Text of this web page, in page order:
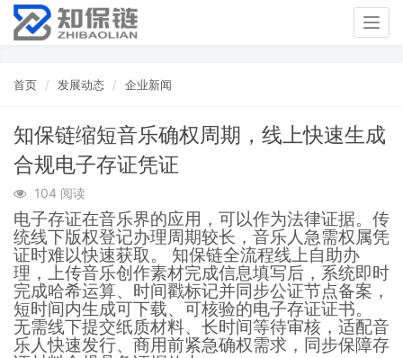
首页 发展动态 企业新闻
知保链缩短音乐确权周期，线上快速生成
合规电子存证凭证
104 阅读
电子存证在音乐界的应用，可以作为法律证据。传
统线下版权登记办理周期较长，音乐人急需权属凭
证时难以快速获取。
知保链全流程线上自助办
理，上传音乐创作素材完成信息填写后，系统即时
完成哈希运算、时间戳标记并同步公证节点备案，
短时间内生成可下载、可核验的电子存证证书。
无需线下提交纸质材料、长时间等待审核，适配音
乐人快速发行、商用前紧急确权需求，同步保障存